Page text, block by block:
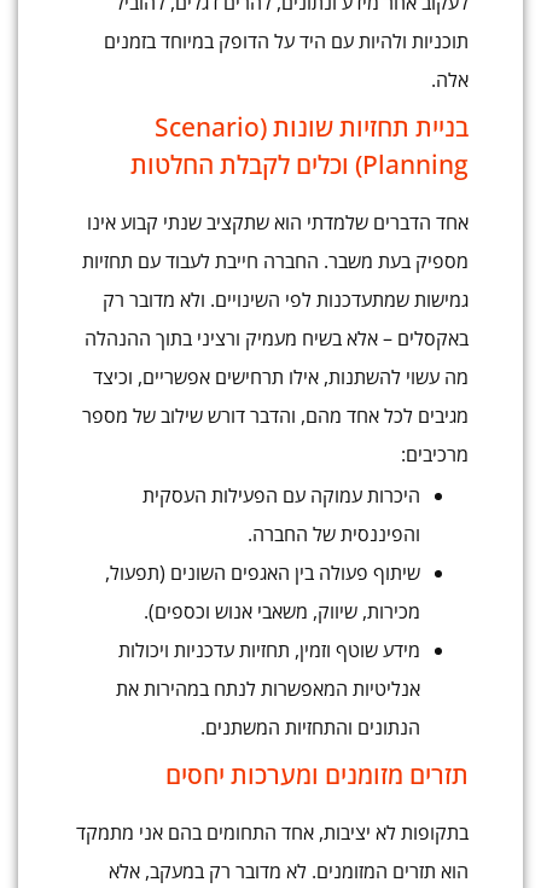
תוכניות ולהיות עם היד על הדופק במיוחד בזמנים
אלה.
בניית תחזיות שונות (Scenario
Planning) וכלים לקבלת החלטות
אחד הדברים שלמדתי הוא שתקציב שנתי קבוע אינו
מספיק בעת משבר. החברה חייבת לעבוד עם תחזיות
גמישות שמתעדכנות לפי השינויים. ולא מדובר רק
באקסלים – אלא בשיח מעמיק ורציני בתוך ההנהלה
מה עשוי להשתנות, אילו תרחישים אפשריים, וכיצד
מגיבים לכל אחד מהם, והדבר דורש שילוב של מספר
מרכיבים:
היכרות עמוקה עם הפעילות העסקית
והפיננסית של החברה.
שיתוף פעולה בין האגפים השונים (תפעול,
מכירות, שיווק, משאבי אנוש וכספים).
מידע שוטף וזמין, תחזיות עדכניות ויכולות
אנליטיות המאפשרות לנתח במהירות את
הנתונים והתחזיות המשתנים.
תזרים מזומנים ומערכות יחסים
בתקופות לא יציבות, אחד התחומים בהם אני מתמקד
הוא תזרים המזומנים. לא מדובר רק במעקב, אלא